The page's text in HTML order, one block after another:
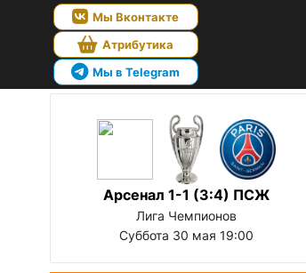
Мы Вконтакте
Атрибутика
Мы в Telegram
Арсенал 1-1 (3:4) ПСЖ
Лига Чемпионов
Суббота 30 мая 19:00